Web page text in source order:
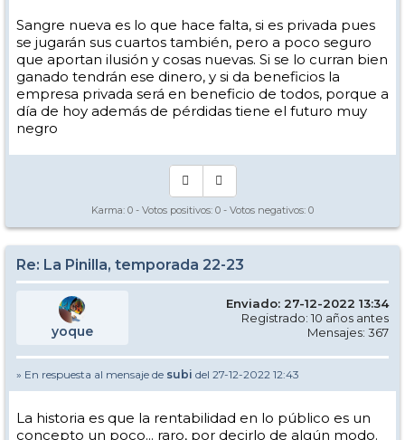
Sangre nueva es lo que hace falta, si es privada pues
se jugarán sus cuartos también, pero a poco seguro
que aportan ilusión y cosas nuevas. Si se lo curran bien
ganado tendrán ese dinero, y si da beneficios la
empresa privada será en beneficio de todos, porque a
día de hoy además de pérdidas tiene el futuro muy
negro
Karma: 0 - Votos positivos: 0 - Votos negativos: 0
Re: La Pinilla, temporada 22-23
yoque
Enviado: 27-12-2022 13:34
Registrado: 10 años antes
Mensajes: 367
» En respuesta al mensaje de subi del 27-12-2022 12:43
La historia es que la rentabilidad en lo público es un
concepto un poco... raro, por decirlo de algún modo.